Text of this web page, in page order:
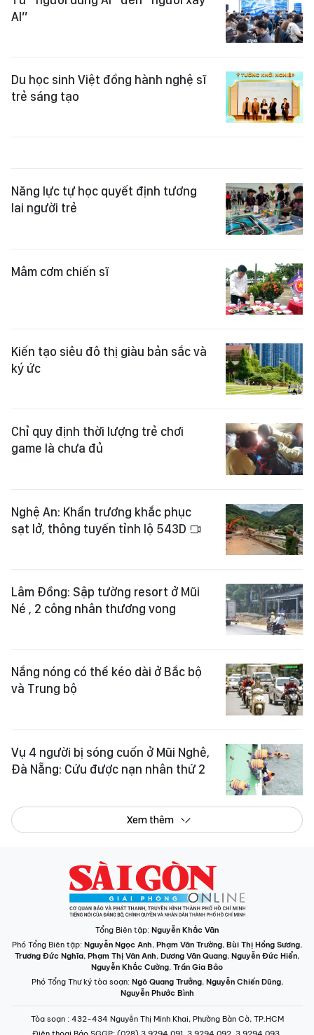
AI”
Du học sinh Việt đồng hành nghệ sĩ
trẻ sáng tạo
Năng lực tự học quyết định tương
lai người trẻ
Mâm cơm chiến sĩ
Kiến tạo siêu đô thị giàu bản sắc và
ký ức
Chỉ quy định thời lượng trẻ chơi
game là chưa đủ
Nghệ An: Khẩn trương khắc phục
sạt lở, thông tuyến tỉnh lộ 543D
Lâm Đồng: Sập tường resort ở Mũi
Né , 2 công nhân thương vong
Nắng nóng có thể kéo dài ở Bắc bộ
và Trung bộ
Vụ 4 người bị sóng cuốn ở Mũi Nghê,
Đà Nẵng: Cứu được nạn nhân thứ 2
Xem thêm
Tổng Biên tập: Nguyễn Khắc Văn
Phó Tổng Biên tập: Nguyễn Ngọc Anh, Phạm Văn Trường, Bùi Thị Hồng Sương,
Trương Đức Nghĩa, Phạm Thị Vân Anh, Dương Văn Quang, Nguyễn Đức Hiển,
Nguyễn Khắc Cường, Trần Gia Bảo
Phó Tổng Thư ký tòa soạn: Ngô Quang Trưởng, Nguyễn Chiến Dũng,
Nguyễn Phước Bình
Tòa soạn : 432-434 Nguyễn Thị Minh Khai, Phường Bàn Cờ, TP.HCM